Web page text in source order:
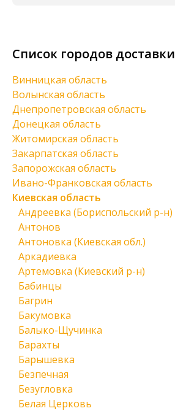
Список городов доставки
Винницкая область
Волынская область
Днепропетровская область
Донецкая область
Житомирская область
Закарпатская область
Запорожская область
Ивано-Франковская область
Киевская область
Андреевка (Бориспольский р-н)
Антонов
Антоновка (Киевская обл.)
Аркадиевка
Артемовка (Киевский р-н)
Бабинцы
Багрин
Бакумовка
Балыко-Щучинка
Барахты
Барышевка
Безпечная
Безугловка
Белая Церковь